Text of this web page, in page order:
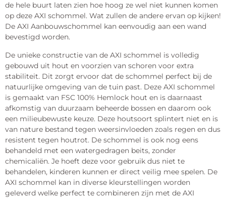
de hele buurt laten zien hoe hoog ze wel niet kunnen komen
op deze AXI schommel. Wat zullen de andere ervan op kijken!
De AXI Aanbouwschommel kan eenvoudig aan een wand
bevestigd worden.
De unieke constructie van de AXI schommel is volledig
gebouwd uit hout en voorzien van schoren voor extra
stabiliteit. Dit zorgt ervoor dat de schommel perfect bij de
natuurlijke omgeving van de tuin past. Deze AXI schommel
is gemaakt van FSC 100% Hemlock hout en is daarnaast
afkomstig van duurzaam beheerde bossen en daarom ook
een milieubewuste keuze. Deze houtsoort splintert niet en is
van nature bestand tegen weersinvloeden zoals regen en dus
resistent tegen houtrot. De schommel is ook nog eens
behandeld met een watergedragen beits, zonder
chemicaliën. Je hoeft deze voor gebruik dus niet te
behandelen, kinderen kunnen er direct veilig mee spelen. De
AXI schommel kan in diverse kleurstellingen worden
geleverd welke perfect te combineren zijn met de AXI